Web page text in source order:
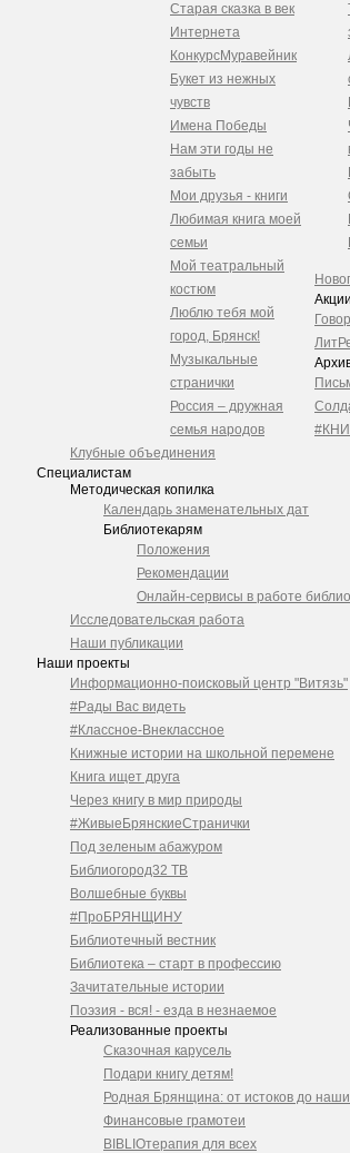
Старая сказка в век
Интернета
КонкурсМуравейник
Букет из нежных
чувств
Имена Победы
Нам эти годы не
забыть
Мои друзья - книги
Любимая книга моей
семьи
Мой театральный
костюм
Люблю тебя мой
город, Брянск!
Музыкальные
странички
Россия – дружная
семья народов
Акции
Клубные объединения
Специалистам
Методическая копилка
Календарь знаменательных дат
Библиотекарям
Положения
Рекомендации
Онлайн-сервисы в работе
Исследовательская работа
Наши публикации
Наши проекты
Информационно-поисковый центр "Витязь"
#Рады Вас видеть
#Классное-Внеклассное
Книжные истории на школьной перемене
Книга ищет друга
Через книгу в мир природы
#ЖивыеБрянскиеСтранички
Под зеленым абажуром
Библиогород32 ТВ
Волшебные буквы
#ПроБРЯНЩИНУ
Библиотечный вестник
Библиотека – старт в профессию
Зачитательные истории
Поэзия - вся! - езда в незнаемое
Реализованные проекты
Сказочная карусель
Подари книгу детям!
Родная Брянщина: от истоков до
Финансовые грамотеи
BIBLIOтерапия для всех